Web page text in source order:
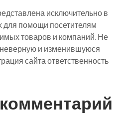
исключительно в
для помощи посетителям
товаров и компаний. Не
и изменившуюся
сайта ответственность